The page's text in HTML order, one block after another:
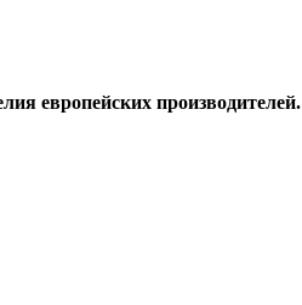
европейских производителей.